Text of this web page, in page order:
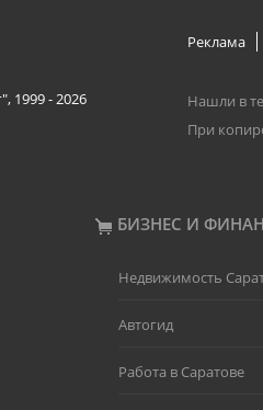
1999 - 2026
Реклама
Нашли в
При
БИЗНЕС И
Недвижимость
Автогид
Работа в Саратове